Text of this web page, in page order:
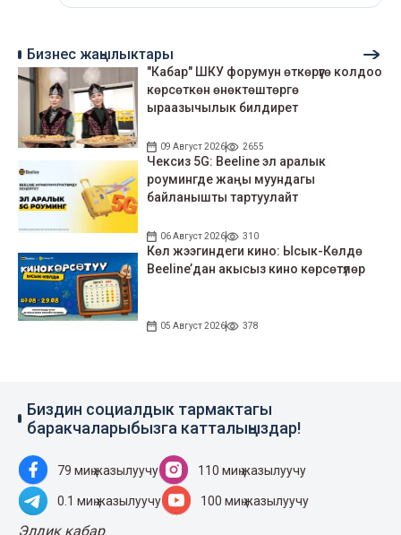
Бизнес жаңылыктары
"Кабар" ШКУ форумун өткөрүүгө колдоо
көрсөткөн өнөктөштөргө
ыраазычылык билдирет
09 Август 2026 2655
Чексиз 5G: Beeline эл аралык
роумингде жаңы муундагы
байланышты тартуулайт
06 Август 2026 310
Көл жээгиндеги кино: Ысык-Көлдө
Beeline’дан акысыз кино көрсөтүлөр
05 Август 2026 378
Биздин социалдык тармактагы
баракчаларыбызга катталыңыздар!
79 миң жазылуучу 110 миң жазылуучу
0.1 миң жазылуучу 100 миң жазылуучу
Элдик кабар